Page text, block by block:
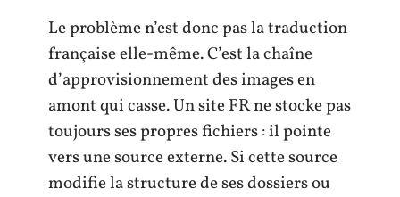
Le problème n’est donc pas la traduction
française elle-même. C’est la chaîne
d’approvisionnement des images en
amont qui casse. Un site FR ne stocke pas
toujours ses propres fichiers : il pointe
vers une source externe. Si cette source
modifie la structure de ses dossiers ou